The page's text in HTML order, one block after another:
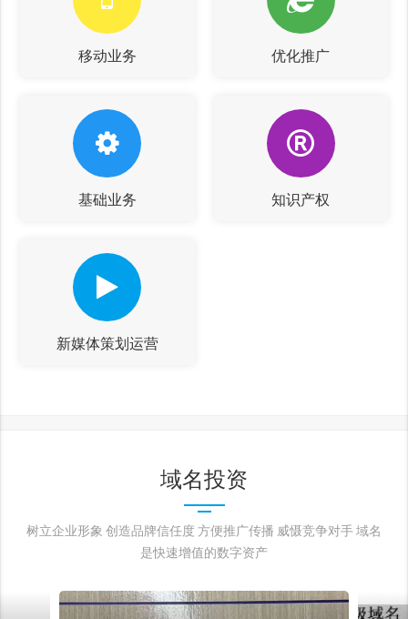
移动业务 优化推广
基础业务 知识产权
新媒体策划运营
域名投资
树立企业形象 创造品牌信任度 方便推广传播 威慑竞争对手 域名
是快速增值的数字资产